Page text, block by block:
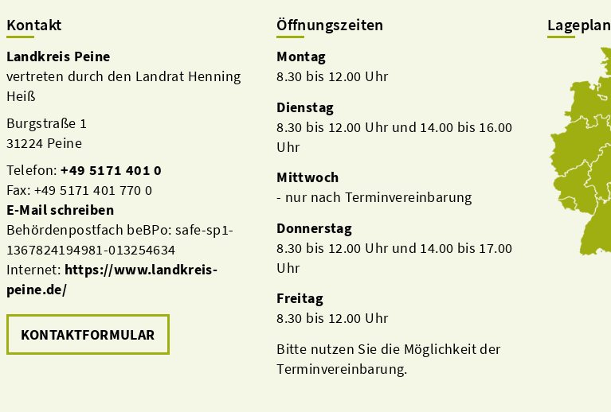
Kontakt
Landkreis Peine
vertreten durch den Landrat Henning
Heiß
Burgstraße 1
31224 Peine
Telefon:+49 5171 401 0
Fax: +49 5171 401 770 0
E-Mail schreiben
Behördenpostfach beBPo: safe-sp1-
1367824194981-013254634
Internet: https://www.landkreis-
peine.de/
KONTAKTFORMULAR
Öffnungszeiten
Montag
8.30 bis 12.00 Uhr
Dienstag
8.30 bis 12.00 Uhr und 14.00 bis 16.00
Uhr
Mittwoch
- nur nach Terminvereinbarung
Donnerstag
8.30 bis 12.00 Uhr und 14.00 bis 17.00
Uhr
Freitag
8.30 bis 12.00 Uhr
Bitte nutzen Sie die Möglichkeit der
Terminvereinbarung.
Lageplan